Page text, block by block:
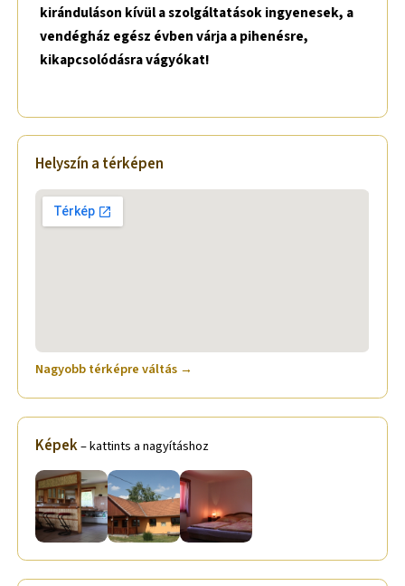
kiránduláson kívül a szolgáltatások ingyenesek, a
vendégház egész évben várja a pihenésre,
kikapcsolódásra vágyókat!
Helyszín a térképen
Nagyobb térképre váltás →
Képek– kattints a nagyításhoz